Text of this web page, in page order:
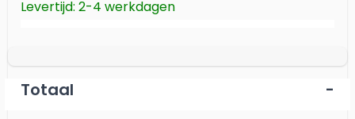
Levertijd: 2-4 werkdagen
Totaal -